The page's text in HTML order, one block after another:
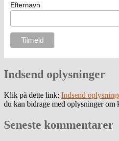
Efternavn
Indsend oplysninger
Klik på dette link: Indsend
du kan bidrage med oplysninger om
Seneste kommentarer